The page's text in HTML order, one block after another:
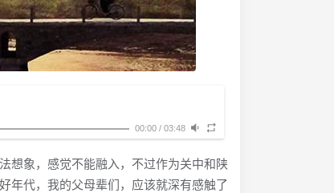
00:00 / 03:48
想象，感觉不能融入，不过作为关中和陕
年代，我的父母辈们，应该就深有感触了